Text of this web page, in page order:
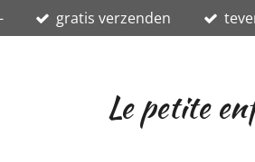
gratis verzenden
Le petite